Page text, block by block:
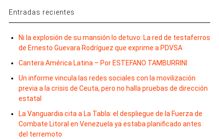
Entradas recientes
Ni la explosión de su mansión lo detuvo: La red de testaferros
de Ernesto Guevara Rodríguez que exprime a PDVSA
Cantera América Latina – Por ESTEFANO TAMBURRINI
Un informe vincula las redes sociales con la movilización
previa a la crisis de Ceuta, pero no halla pruebas de dirección
estatal
La Vanguardia cita a La Tabla: el despliegue de la Fuerza de
Combate Litoral en Venezuela ya estaba planificado antes
del terremoto